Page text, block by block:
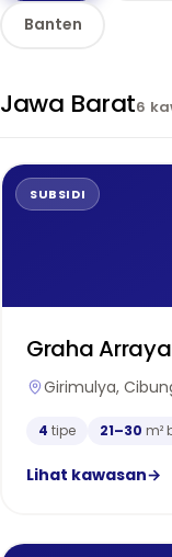
Banten
Jawa Barat6
SUBSIDI
Graha
Girimulya,
4 tipe 21–30 m²
Lihat kawasan→